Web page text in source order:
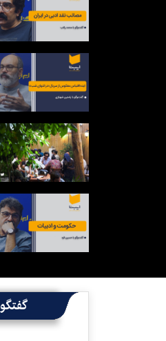
گفتگو